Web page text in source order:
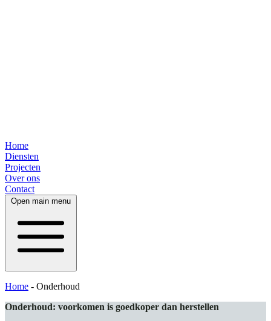
Home
Diensten
Projecten
Over ons
Contact
Open main menu
Home - Onderhoud
Onderhoud: voorkomen is goedkoper dan herstellen